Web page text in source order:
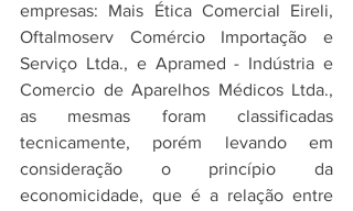
empresas: Mais Ética Comercial Eireli,
Oftalmoserv Comércio Importação e
Serviço Ltda., e Apramed - Indústria e
Comercio de Aparelhos Médicos Ltda.,
as mesmas foram classificadas
tecnicamente, porém levando em
consideração o princípio da
economicidade, que é a relação entre